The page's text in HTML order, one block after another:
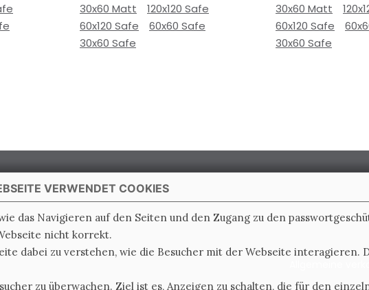
30x60 Matt
120x120 Safe
60x120 Safe
60x60 Safe
30x60 Safe
30x60 Matt
60x120 Safe
30x60 Safe
VERWENDET COOKIES
das Navigieren auf den Seiten und den Zugang zu den
nicht korrekt.
dabei zu verstehen, wie die Besucher mit der Webseite interagieren.
zu überwachen. Ziel ist es, Anzeigen zu schalten, die für den